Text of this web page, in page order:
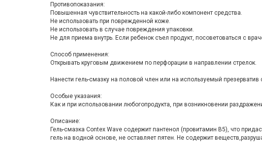
Противопоказания:
Повышенная чувствительность на какой-либо компонент средства.
Не использовать при поврежденной коже.
Не использовать в случае повреждения упаковки.
Не для приема внутрь. Если ребенок съел продукт, посоветоваться с
Способ применения:
Открывать круговым движением по перфорации в направлении стрелок.
Нанести гель-смазку на половой член или на используемый
Особые указания:
Как и при использовании любогопродукта, при возникновении
Описание:
Гель-смазка Contex Wave содержит пантенол (провитамин В5), что
гель на водной основе, не оставляет пятен. Не содержит